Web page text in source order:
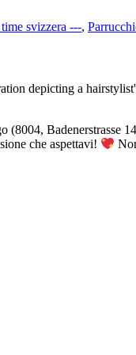
svizzera ---,
Badenerstrasse
che aspettavi!